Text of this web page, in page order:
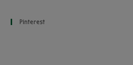
Pinterest